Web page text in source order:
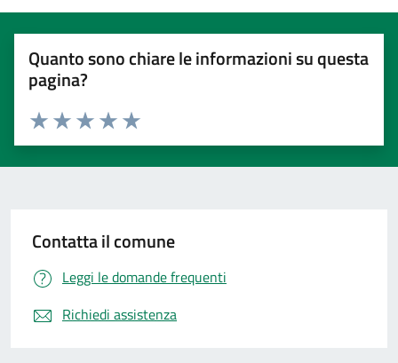
Quanto sono chiare le informazioni su questa
pagina?
Valuta 5 stelle su 5
Valuta 4 stelle su 5
Valuta 3 stelle su 5
Valuta 2 stelle su 5
Valuta 1 stelle su 5
Contatta il comune
Leggi le domande frequenti
Richiedi assistenza